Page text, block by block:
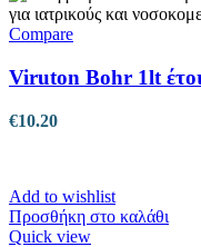
Compare
Viruton Bohr 1lt
€10.20
Add to wishlist
Προσθήκη στο καλάθι
Quick view